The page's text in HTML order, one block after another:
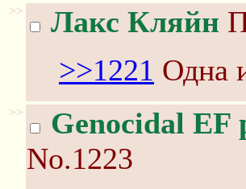
>> Лакс Кляйн
>>1221 Одна
>> Genocidal EF
No.1223